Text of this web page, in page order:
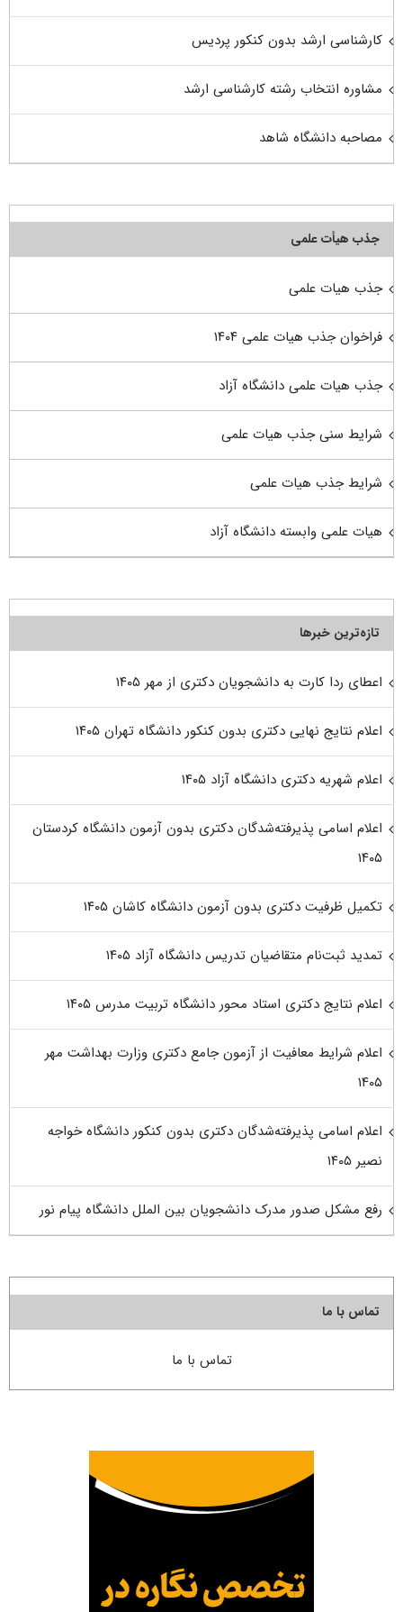
کارشناسی ارشد بدون کنکور پردیس
مشاوره انتخاب رشته کارشناسی ارشد
مصاحبه دانشگاه شاهد
جذب هیأت علمی
جذب هیات علمی
فراخوان جذب هیات علمی ۱۴۰۴
جذب هیات علمی دانشگاه آزاد
شرایط سنی جذب هیات علمی
شرایط جذب هیات علمی
هیات علمی وابسته دانشگاه آزاد
تازه‌ترین خبرها
اعطای ردا کارت به دانشجویان دکتری از مهر ۱۴۰۵
اعلام نتایج نهایی دکتری بدون کنکور دانشگاه تهران ۱۴۰۵
اعلام شهریه دکتری دانشگاه آزاد ۱۴۰۵
اعلام اسامی پذیرفته‌شدگان دکتری بدون آزمون دانشگاه کردستان
۱۴۰۵
تکمیل ظرفیت دکتری بدون آزمون دانشگاه کاشان ۱۴۰۵
تمدید ثبت‌نام متقاضیان تدریس دانشگاه آزاد ۱۴۰۵
اعلام نتایج دکتری استاد محور دانشگاه تربیت مدرس ۱۴۰۵
اعلام شرایط معافیت از آزمون جامع دکتری وزارت بهداشت مهر
۱۴۰۵
اعلام اسامی پذیرفته‌شدگان دکتری بدون کنکور دانشگاه خواجه
نصیر ۱۴۰۵
رفع مشکل صدور مدرک دانشجویان بین الملل دانشگاه پیام نور
تماس با ما
تماس با ما